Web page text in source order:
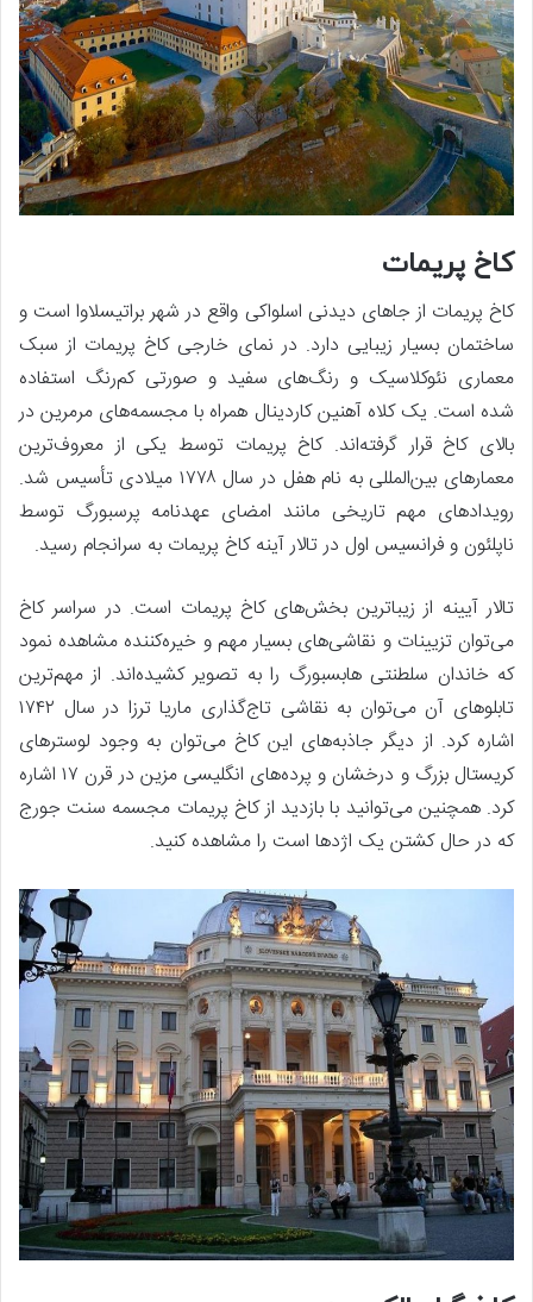
کاخ پریمات
کاخ پریمات از جاهای دیدنی اسلواکی واقع در شهر براتیسلاوا است و
ساختمان بسیار زیبایی دارد. در نمای خارجی کاخ پریمات از سبک
معماری نئوکلاسیک و رنگ‌های سفید و صورتی کم‌رنگ استفاده
شده است. یک کلاه آهنین کاردینال همراه با مجسمه‌های مرمرین در
بالای کاخ قرار گرفته‌اند. کاخ پریمات توسط یکی از معروف‌ترین
معمارهای بین‌المللی به نام هفل در سال ۱۷۷۸ میلادی تأسیس شد.
رویدادهای مهم تاریخی مانند امضای عهدنامه پرسبورگ توسط
ناپلئون و فرانسیس اول در تالار آینه کاخ پریمات به سرانجام رسید.
تالار آیینه از زیباترین بخش‌های کاخ پریمات است. در سراسر کاخ
می‌توان تزیینات و نقاشی‌های بسیار مهم و خیره‌کننده مشاهده نمود
که خاندان سلطنتی هابسبورگ را به تصویر کشیده‌اند. از مهم‌ترین
تابلوهای آن می‌توان به نقاشی تاج‌گذاری ماریا ترزا در سال ۱۷۴۲
اشاره کرد. از دیگر جاذبه‌های این کاخ می‌توان به وجود لوسترهای
کریستال بزرگ و درخشان و پرده‌های انگلیسی مزین در قرن ۱۷ اشاره
کرد. همچنین می‌توانید با بازدید از کاخ پریمات مجسمه سنت جورج
که در حال کشتن یک اژدها است را مشاهده کنید.